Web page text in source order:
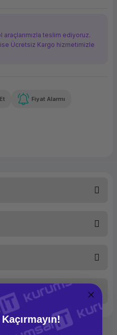
teslim ediyoruz.
ise Ücretsiz Kargo hizmetimizle
Fiyat Alarmı
Yaz
soru sorulmamış.
Kaçırmayın!